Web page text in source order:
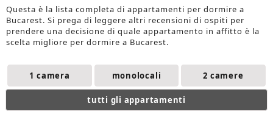
Questa è la lista completa di appartamenti per dormire a
Bucarest. Si prega di leggere altri recensioni di ospiti per
prendere una decisione di quale appartamento in affitto è la
scelta migliore per dormire a Bucarest.
1 camera monolocali 2 camere
tutti gli appartamenti